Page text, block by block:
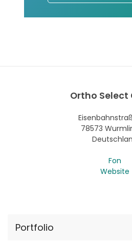
Ortho Select
78573
Fon
Website
Portfolio